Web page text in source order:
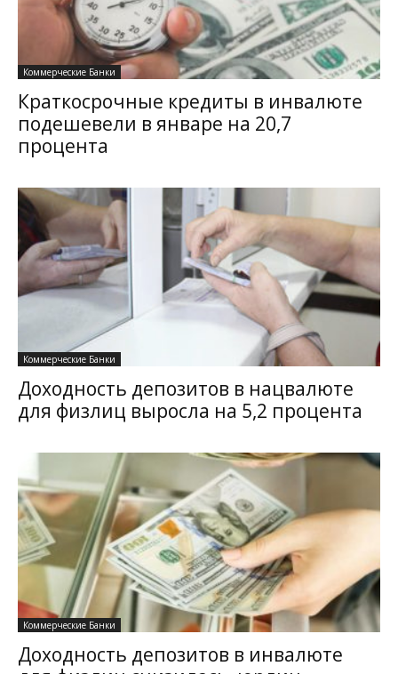
Коммерческие Банки
Краткосрочные кредиты в инвалюте
подешевели в январе на 20,7
процента
Коммерческие Банки
Доходность депозитов в нацвалюте
для физлиц выросла на 5,2 процента
Коммерческие Банки
Доходность депозитов в инвалюте